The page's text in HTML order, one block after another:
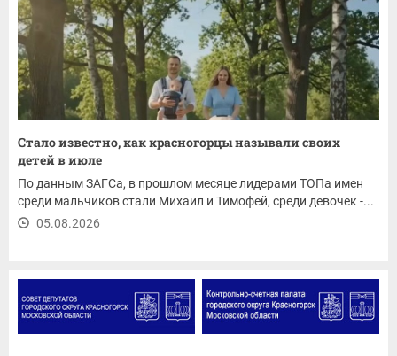
Стало известно, как красногорцы называли своих
детей в июле
По данным ЗАГСа, в прошлом месяце лидерами ТОПа имен
среди мальчиков стали Михаил и Тимофей, среди девочек -...
05.08.2026